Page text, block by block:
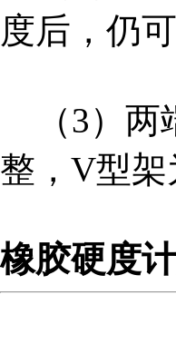
营业执照
度后，仍
（3）两
整，V型
橡胶硬度